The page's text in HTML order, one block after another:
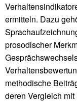
ermitteln. Dazu
prosodischer
methodische
deren Vergleich